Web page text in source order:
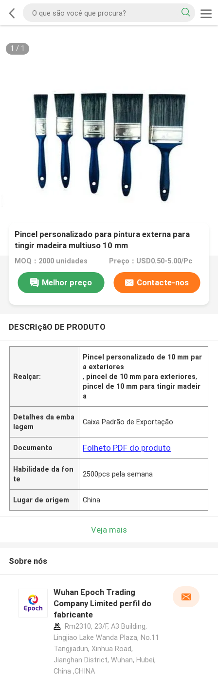
1 / 1
Pincel personalizado para pintura externa para
tingir madeira multiuso 10 mm
MOQ：2000 unidades Preço：USD0.50-5.00/Pc
Melhor preço Contacte-nos
DESCRIçãO DE PRODUTO
Realçar:
Pincel personalizado de 10 mm par
a exteriores
, pincel de 10 mm para exteriores,
pincel de 10 mm para tingir madeir
a
Detalhes da emba
lagem
Caixa Padrão de Exportação
Documento Folheto PDF do produto
Habilidade da fon
te
2500pcs pela semana
Lugar de origem China
Veja mais
Sobre nós
Wuhan Epoch Trading
Company Limited perfil do
fabricante
Rm2310, 23/F, A3 Building,
Lingjiao Lake Wanda Plaza, No.11
Tangjiadun, Xinhua Road,
Jianghan District, Wuhan, Hubei,
China ,CHINA